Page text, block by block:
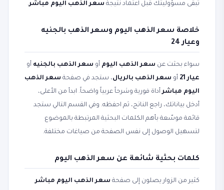
تبقى مسؤوليتك قبل اعتماد نتيجة سعر الذهب اليوم مباشر.
خلاصة سعر الذهب اليوم وسعر الذهب بالجنيه
وعيار 24
سواء بحثت عن سعر الذهب اليوم أو سعر الذهب بالجنيه أو
عيار 21
أو سعر الذهب بالريال، ستجد في صفحة سعر الذهب
اليوم مباشرأداة فورية وشرحاً عربياً واضحاً. ابدأ من الأعلى،
أدخل بياناتك، راجع الناتج، ثم احفظه. وفي القسم التالي ستجد
قائمة موسّعة بأهم الكلمات البحثية المرتبطة بالموضوع
لتسهيل الوصول إلى نفس الصفحة من صياغات مختلفة.
كلمات بحثية شائعة عن سعر الذهب اليوم
كثير من الزوار يصلون إلى صفحة سعر الذهب اليوم مباشر